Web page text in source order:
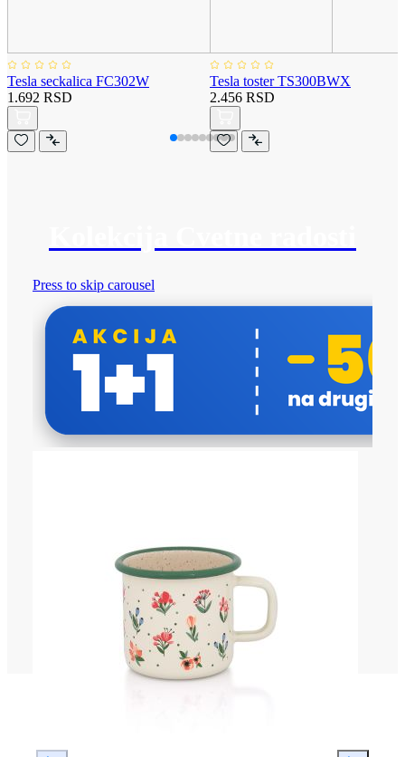
Tesla seckalica FC302W
1.692 RSD
Tesla toster TS300BWX
2.456 RSD
Press to skip carousel